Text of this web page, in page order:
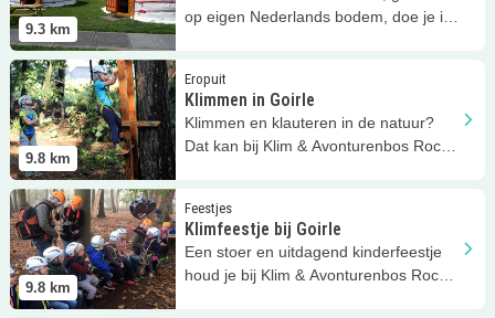
9.3 km
op eigen Nederlands bodem, doe je in
9.8 km
Eropuit
Klimmen in Goirle
Klimmen en klauteren in de natuur?
Dat kan bij Klim & Avonturenbos Rocks
Lees meer Klimmen in Goirle
9.8 km
Feestjes
Klimfeestje bij Goirle
Een stoer en uitdagend kinderfeestje
houd je bij Klim & Avonturenbos Rocks
Lees meer Klimfeestje bij Goirle